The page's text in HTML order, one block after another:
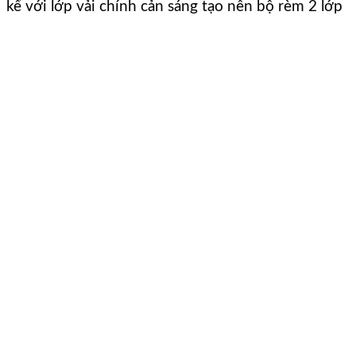
kế với lớp vải chính cản sáng tạo nên bộ rèm 2 lớp